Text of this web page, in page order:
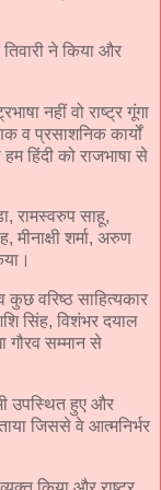
ने किया और
नहीं वो राष्ट्र गूंगा
व प्रसाशनिक कार्यों
हिंदी को राजभाषा से
रामस्वरुप साहू,
शर्मा, अरुण
कुछ वरिष्ठ साहित्यकार
सिंह, विशंभर दयाल
गौरव सम्मान से
उपस्थित हुए और
जिससे वे आत्मनिर्भर